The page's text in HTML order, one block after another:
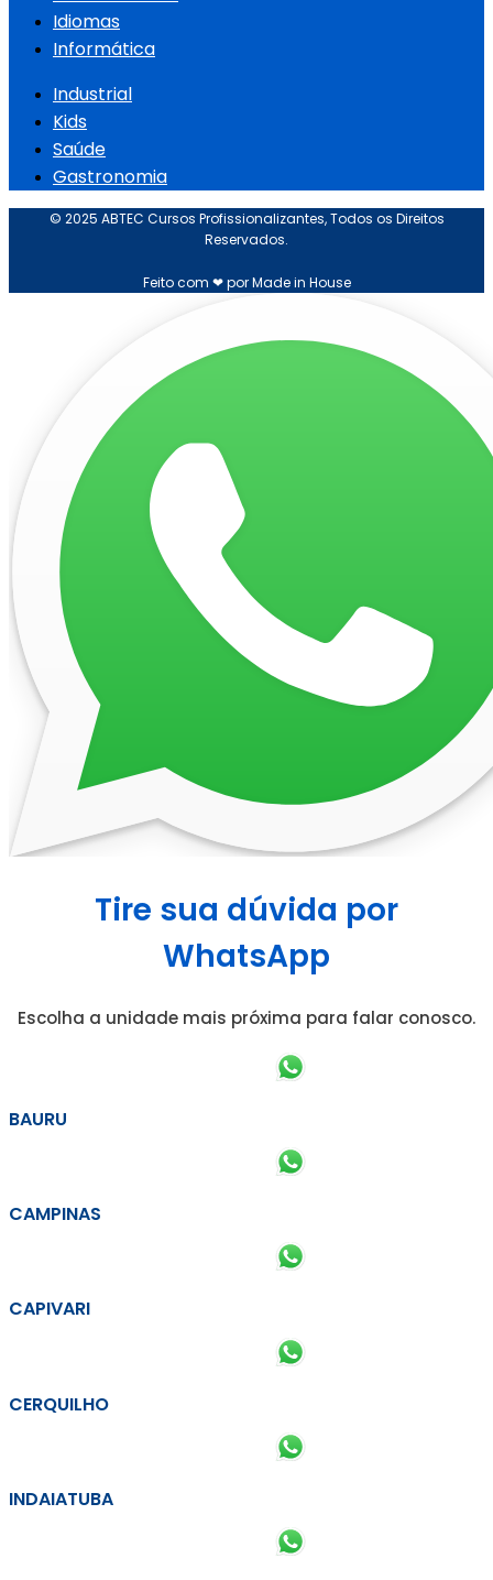
Idiomas
Informática
Industrial
Kids
Saúde
Gastronomia
© 2025 ABTEC Cursos Profissionalizantes, Todos os Direitos
Reservados.
Feito com ❤ por Made in House
Tire sua dúvida por
WhatsApp
Escolha a unidade mais próxima para falar conosco.
BAURU
CAMPINAS
CAPIVARI
CERQUILHO
INDAIATUBA